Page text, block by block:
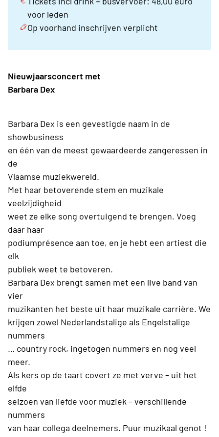
voor leden
Op voorhand inschrijven verplicht
Nieuwjaarsconcert met
Barbara Dex
Barbara Dex is een gevestigde naam in de
showbusiness
en één van de meest gewaardeerde zangeressen in
de
Vlaamse muziekwereld.
Met haar betoverende stem en muzikale
veelzijdigheid
weet ze elke song overtuigend te brengen. Voeg
daar haar
podiumprésence aan toe, en je hebt een artiest die
elk
publiek weet te betoveren.
Barbara Dex brengt samen met een live band van
vier
muzikanten het beste uit haar muzikale carrière. We
krijgen zowel Nederlandstalige als Engelstalige
nummers
… country rock, ingetogen nummers en nog veel
meer.
Als kers op de taart covert ze met verve – uit het
elfde
seizoen van liefde voor muziek – verschillende
nummers
van haar collega deelnemers. Puur muzikaal genot !